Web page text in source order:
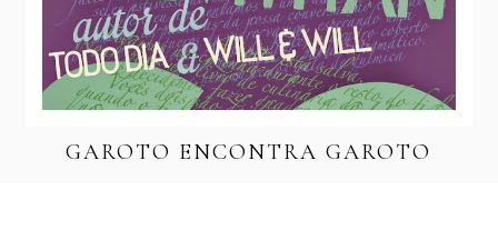
GAROTO ENCONTRA GAROTO